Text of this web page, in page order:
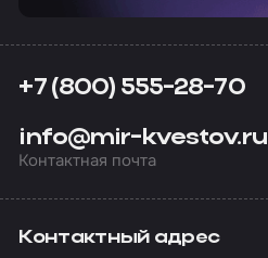
+7 (800) 555-28-70
info@mir-kvestov.ru
Контактная почта
Контактный адрес